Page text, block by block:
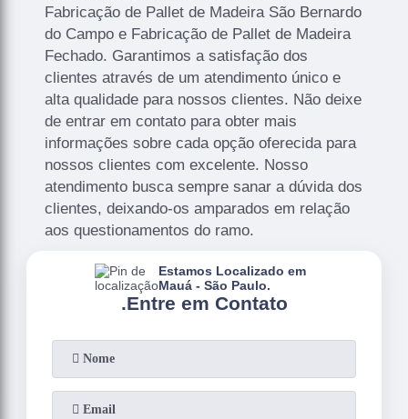
Fabricação de Pallet de Madeira São Bernardo
do Campo e Fabricação de Pallet de Madeira
Fechado. Garantimos a satisfação dos
clientes através de um atendimento único e
alta qualidade para nossos clientes. Não deixe
de entrar em contato para obter mais
informações sobre cada opção oferecida para
nossos clientes com excelente. Nosso
atendimento busca sempre sanar a dúvida dos
clientes, deixando-os amparados em relação
aos questionamentos do ramo.
.Entre em Contato
Estamos Localizado em
Mauá - São Paulo.